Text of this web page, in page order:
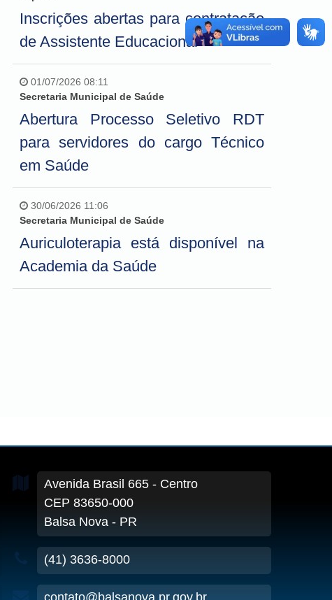
Inscrições abertas para contratação
de Assistente Educacional
01/07/2026 08:11
Secretaria Municipal de Saúde
Abertura Processo Seletivo RDT
para servidores do cargo Técnico
em Saúde
30/06/2026 11:06
Secretaria Municipal de Saúde
Auriculoterapia está disponível na
Academia da Saúde
Avenida Brasil 665 - Centro
CEP 83650-000
Balsa Nova - PR
(41) 3636-8000
contato@balsanova.pr.gov.br